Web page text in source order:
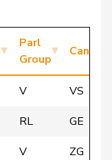
Parl
Group
Canton
V
VS
RL
GE
V
ZG